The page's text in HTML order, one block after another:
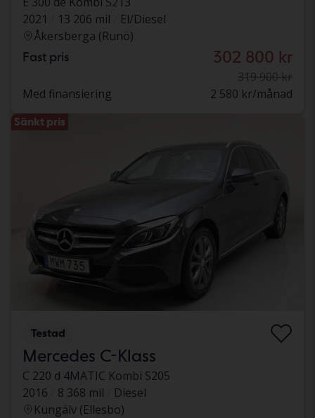
2021
13 206 mil
El/Diesel
Åkersberga (Runö)
Fast pris 302 800 kr
319 900 kr
Med finansiering
2 580 kr/månad
Sänkt pris
Testad
Mercedes C-Klass
C 220 d 4MATIC Kombi S205
2016
8 368 mil
Diesel
Kungälv (Ellesbo)